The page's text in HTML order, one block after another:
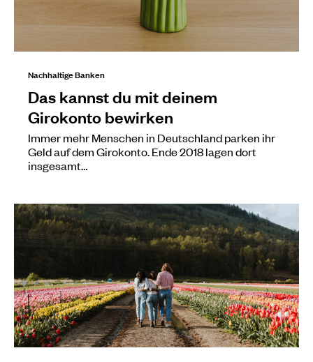
Nachhaltige Banken
Das kannst du mit deinem
Girokonto bewirken
Immer mehr Menschen in Deutschland parken ihr
Geld auf dem Girokonto. Ende 2018 lagen dort
insgesamt…